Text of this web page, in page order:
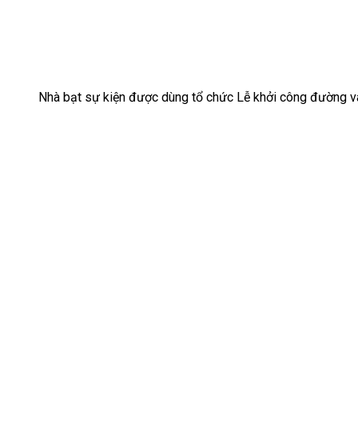
Nhà bạt sự kiện được dùng tổ chức Lễ khởi công đường